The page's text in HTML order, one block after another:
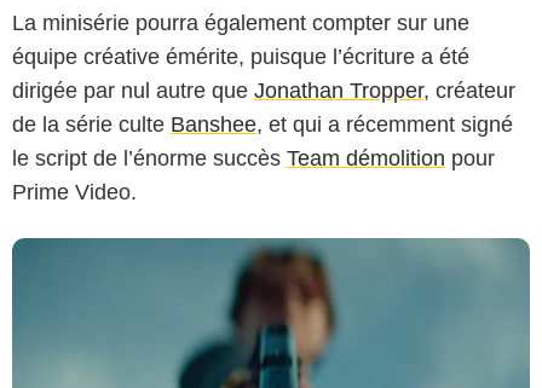
La minisérie pourra également compter sur une
équipe créative émérite, puisque l’écriture a été
dirigée par nul autre que Jonathan Tropper, créateur
de la série culte Banshee, et qui a récemment signé
le script de l’énorme succès Team démolition pour
Prime Video.